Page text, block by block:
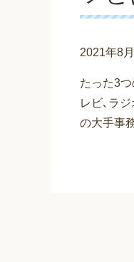
2021年8
たった3
レビ､ラ
の大手事